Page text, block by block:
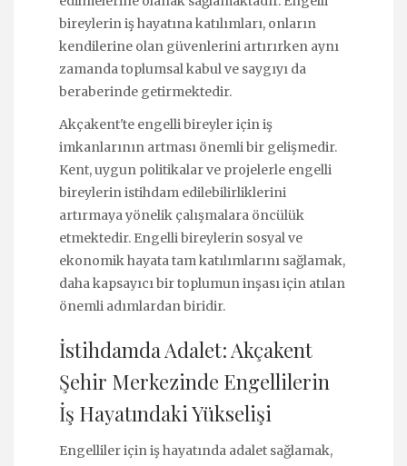
bireylerin iş hayatına katılımları, onların
kendilerine olan güvenlerini artırırken aynı
zamanda toplumsal kabul ve saygıyı da
beraberinde getirmektedir.
Akçakent'te engelli bireyler için iş
imkanlarının artması önemli bir gelişmedir.
Kent, uygun politikalar ve projelerle engelli
bireylerin istihdam edilebilirliklerini
artırmaya yönelik çalışmalara öncülük
etmektedir. Engelli bireylerin sosyal ve
ekonomik hayata tam katılımlarını sağlamak,
daha kapsayıcı bir toplumun inşası için atılan
önemli adımlardan biridir.
İstihdamda Adalet: Akçakent
Şehir Merkezinde Engellilerin
İş Hayatındaki Yükselişi
Engelliler için iş hayatında adalet sağlamak,